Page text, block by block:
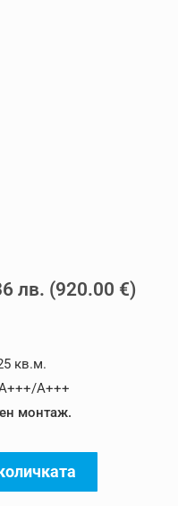
лв..
лв. Текущата
1799.36 лв..
(920.00 €)
кв.м.
A+++
монтаж.